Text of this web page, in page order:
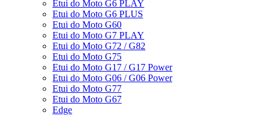
Etui do Moto G6 PLAY
Etui do Moto G6 PLUS
Etui do Moto G60
Etui do Moto G7 PLAY
Etui do Moto G72 / G82
Etui do Moto G75
Etui do Moto G17 / G17 Power
Etui do Moto G06 / G06 Power
Etui do Moto G77
Etui do Moto G67
Edge